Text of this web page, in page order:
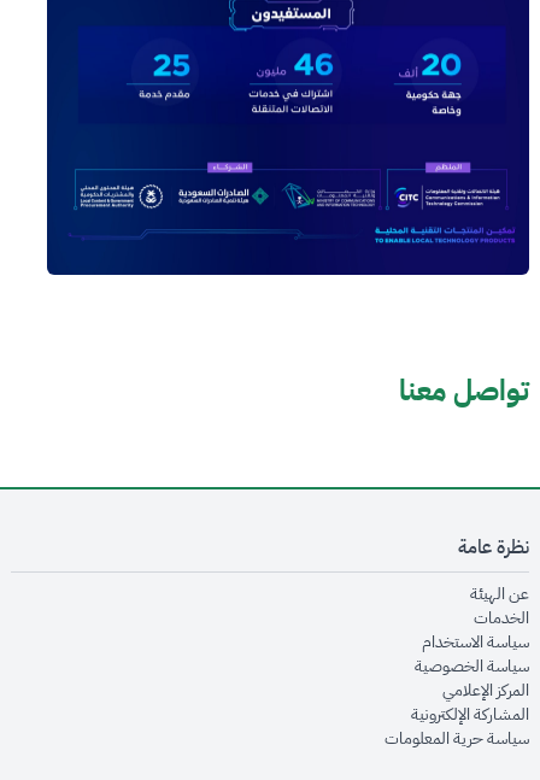
تواصل معنا
نظرة عامة
عن الهيئةopens in new window
الخدماتopens in new window
سياسة الاستخدام
سياسة الخصوصيةopens in new window
المركز الإعلاميopens in new window
المشاركة الإلكترونيةopens in new window
سياسة حرية المعلوماتopens in new window